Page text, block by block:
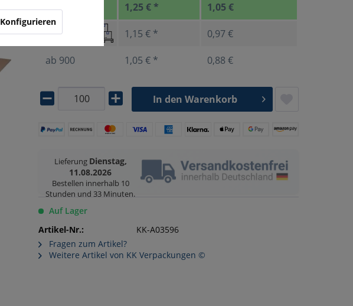
ab100 1,25 € * 1,05 €
ab450 1,15 € * 0,97 €
ab 900 1,05 € * 0,88 €
Lieferung Dienstag,
11.08.2026
Bestellen innerhalb 10
Stunden und 33 Minuten.
In den Warenkorb
Auf Lager
Artikel-Nr.:
KK-A03596
Fragen zum Artikel?
Weitere Artikel von KK Verpackungen ©
Konfigurieren